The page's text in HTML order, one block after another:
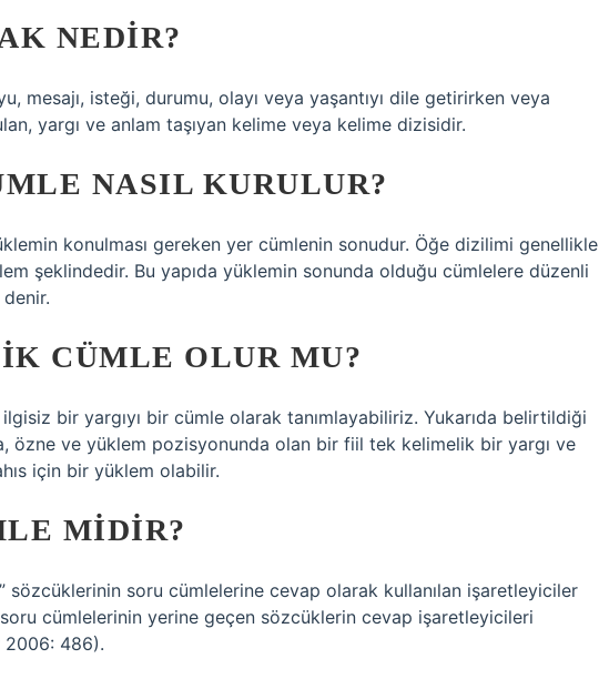
NEDIR?
mesajı, isteği, durumu, olayı veya yaşantıyı dile getirirken veya
yargı ve anlam taşıyan kelime veya kelime dizisidir.
NASIL KURULUR?
konulması gereken yer cümlenin sonudur. Öğe dizilimi genellikle
şeklindedir. Bu yapıda yüklemin sonunda olduğu cümlelere düzenli
CÜMLE OLUR MU?
bir yargıyı bir cümle olarak tanımlayabiliriz. Yukarıda belirtildiği
özne ve yüklem pozisyonunda olan bir fiil tek kelimelik bir yargı ve
için bir yüklem olabilir.
MIDIR?
sözcüklerinin soru cümlelerine cevap olarak kullanılan işaretleyiciler
cümlelerinin yerine geçen sözcüklerin cevap işaretleyicileri
2006: 486).